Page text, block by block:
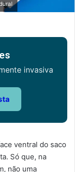
invasiva
ventral do saco
Só que, na
não uma